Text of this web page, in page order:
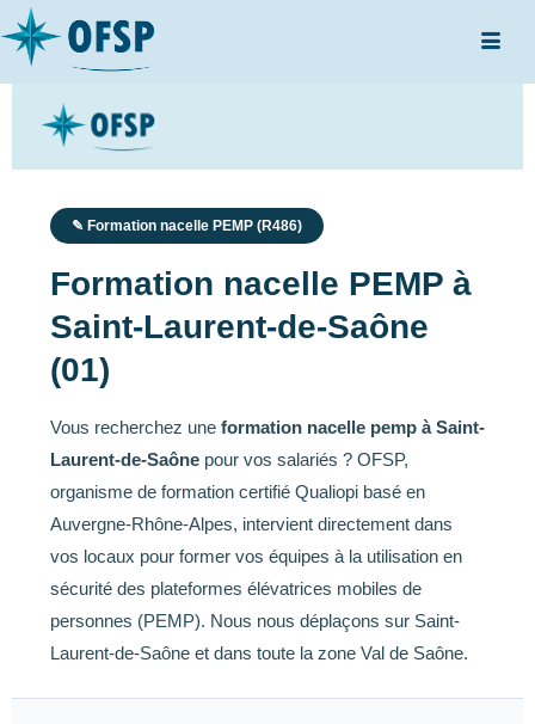
✎ Formation nacelle PEMP (R486)
Formation nacelle PEMP à
Saint-Laurent-de-Saône
(01)
Vous recherchez une formation nacelle pemp à Saint-
Laurent-de-Saône pour vos salariés ? OFSP,
organisme de formation certifié Qualiopi basé en
Auvergne-Rhône-Alpes, intervient directement dans
vos locaux pour former vos équipes à la utilisation en
sécurité des plateformes élévatrices mobiles de
personnes (PEMP). Nous nous déplaçons sur Saint-
Laurent-de-Saône et dans toute la zone Val de Saône.